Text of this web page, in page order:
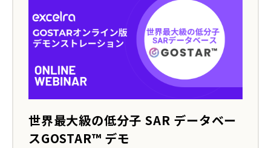
世界最大級の低分子 SAR データベー
スGOSTAR™ デモ